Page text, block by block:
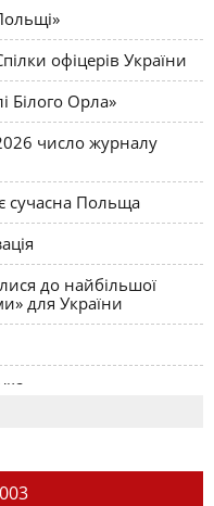
офіцерів України
Білого Орла»
число журналу
сучасна Польща
до найбільшої
для України